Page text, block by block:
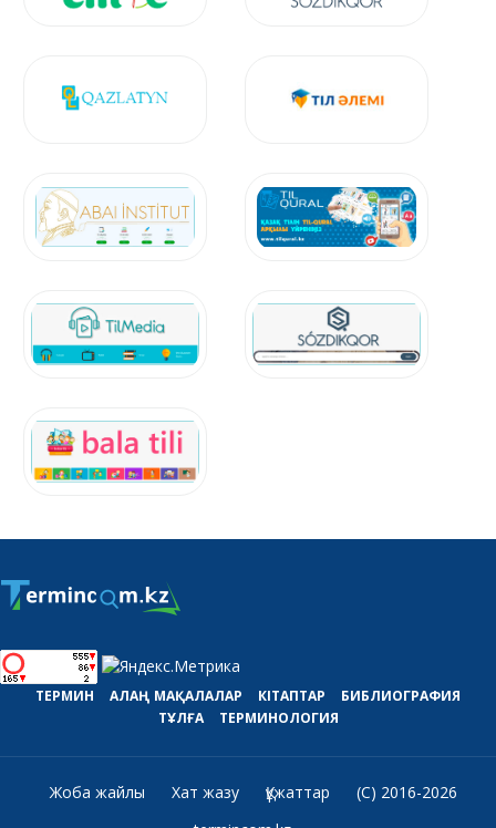
ТЕРМИН АЛАҢ МАҚАЛАЛАР КІТАПТАР
БИБЛИОГРАФИЯ
ТҰЛҒА
ТЕРМИНОЛОГИЯ
Жоба жайлы Хат жазу Құжаттар
(C) 2016-2026